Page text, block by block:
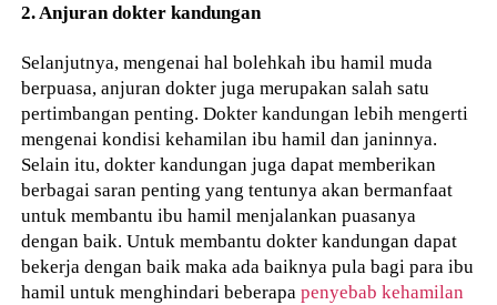
2. Anjuran dokter kandungan
Selanjutnya, mengenai hal bolehkah ibu hamil muda
berpuasa, anjuran dokter juga merupakan salah satu
pertimbangan penting. Dokter kandungan lebih mengerti
mengenai kondisi kehamilan ibu hamil dan janinnya.
Selain itu, dokter kandungan juga dapat memberikan
berbagai saran penting yang tentunya akan bermanfaat
untuk membantu ibu hamil menjalankan puasanya
dengan baik. Untuk membantu dokter kandungan dapat
bekerja dengan baik maka ada baiknya pula bagi para ibu
hamil untuk menghindari beberapapenyebab kehamilan